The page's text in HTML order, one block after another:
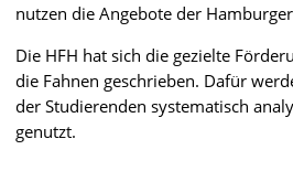
nutzen die Angebote der
Die HFH hat sich die gezielte
die Fahnen geschrieben. Dafür
der Studierenden systematisch
genutzt.